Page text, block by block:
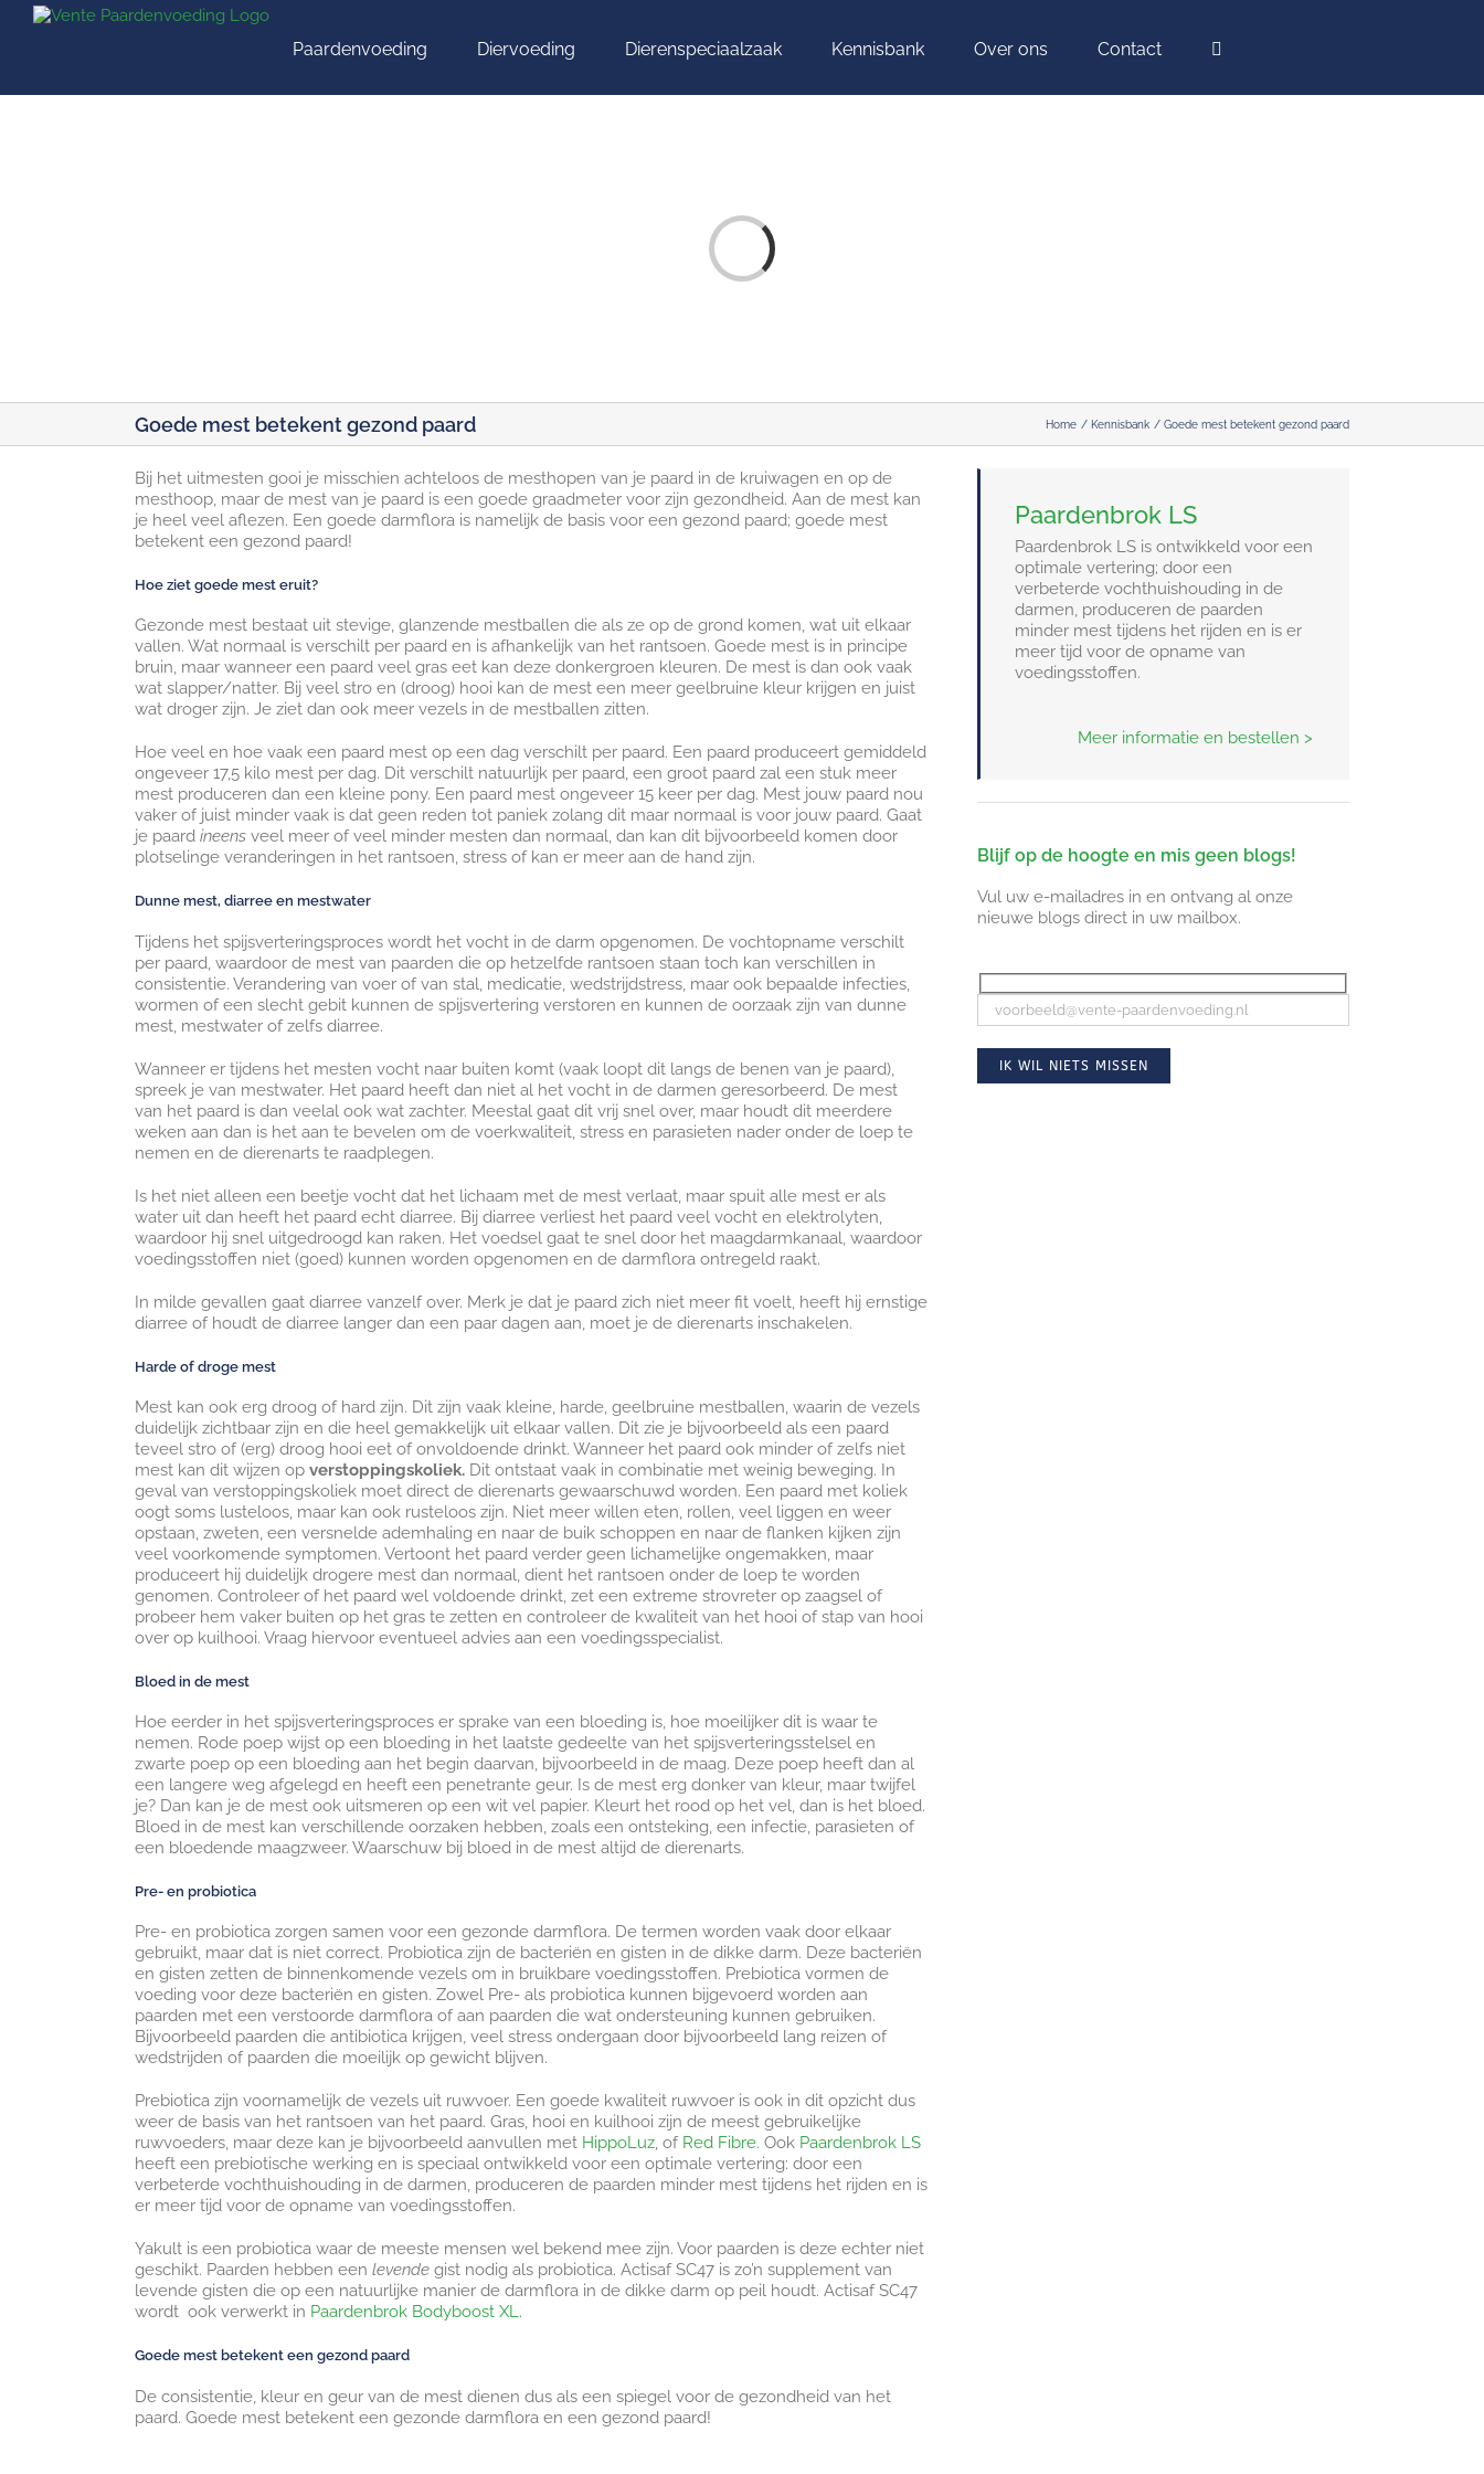
Paardenvoeding Diervoeding Dierenspeciaalzaak Kennisbank Over ons Contact
F
A
Q
ite
m
s
a
a
n
h
e
t
la
d
e
n
...
Goede mest betekent gezond paard Home Kennisbank Goede mest betekent gezond paard
Bij het uitmesten gooi je misschien achteloos de mesthopen van je paard in de kruiwagen en op de
mesthoop, maar de mest van je paard is een goede graadmeter voor zijn gezondheid. Aan de mest kan
je heel veel aflezen. Een goede darmflora is namelijk de basis voor een gezond paard; goede mest
betekent een gezond paard!
Hoe ziet goede mest eruit?
Gezonde mest bestaat uit stevige, glanzende mestballen die als ze op de grond komen, wat uit elkaar
vallen. Wat normaal is verschilt per paard en is afhankelijk van het rantsoen. Goede mest is in principe
bruin, maar wanneer een paard veel gras eet kan deze donkergroen kleuren. De mest is dan ook vaak
wat slapper/natter. Bij veel stro en (droog) hooi kan de mest een meer geelbruine kleur krijgen en juist
wat droger zijn. Je ziet dan ook meer vezels in de mestballen zitten.
Hoe veel en hoe vaak een paard mest op een dag verschilt per paard. Een paard produceert gemiddeld
ongeveer 17,5 kilo mest per dag. Dit verschilt natuurlijk per paard, een groot paard zal een stuk meer
mest produceren dan een kleine pony. Een paard mest ongeveer 15 keer per dag. Mest jouw paard nou
vaker of juist minder vaak is dat geen reden tot paniek zolang dit maar normaal is voor jouw paard. Gaat
je paard ineensveel meer of veel minder mesten dan normaal, dan kan dit bijvoorbeeld komen door
plotselinge veranderingen in het rantsoen, stress of kan er meer aan de hand zijn.
Dunne mest, diarree en mestwater
Tijdens het spijsverteringsproces wordt het vocht in de darm opgenomen. De vochtopname verschilt
per paard, waardoor de mest van paarden die op hetzelfde rantsoen staan toch kan verschillen in
consistentie. Verandering van voer of van stal, medicatie, wedstrijdstress, maar ook bepaalde infecties,
wormen of een slecht gebit kunnen de spijsvertering verstoren en kunnen de oorzaak zijn van dunne
mest, mestwater of zelfs diarree.
Wanneer er tijdens het mesten vocht naar buiten komt (vaak loopt dit langs de benen van je paard),
spreek je van mestwater. Het paard heeft dan niet al het vocht in de darmen geresorbeerd. De mest
van het paard is dan veelal ook wat zachter. Meestal gaat dit vrij snel over, maar houdt dit meerdere
weken aan dan is het aan te bevelen om de voerkwaliteit, stress en parasieten nader onder de loep te
nemen en de dierenarts te raadplegen.
Is het niet alleen een beetje vocht dat het lichaam met de mest verlaat, maar spuit alle mest er als
water uit dan heeft het paard echt diarree. Bij diarree verliest het paard veel vocht en elektrolyten,
waardoor hij snel uitgedroogd kan raken. Het voedsel gaat te snel door het maagdarmkanaal, waardoor
voedingsstoffen niet (goed) kunnen worden opgenomen en de darmflora ontregeld raakt.
In milde gevallen gaat diarree vanzelf over. Merk je dat je paard zich niet meer fit voelt, heeft hij ernstige
diarree of houdt de diarree langer dan een paar dagen aan, moet je de dierenarts inschakelen.
Harde of droge mest
Mest kan ook erg droog of hard zijn. Dit zijn vaak kleine, harde, geelbruine mestballen, waarin de vezels
duidelijk zichtbaar zijn en die heel gemakkelijk uit elkaar vallen. Dit zie je bijvoorbeeld als een paard
teveel stro of (erg) droog hooi eet of onvoldoende drinkt. Wanneer het paard ook minder of zelfs niet
mest kan dit wijzen op verstoppingskoliek.Dit ontstaat vaak in combinatie met weinig beweging. In
geval van verstoppingskoliek moet direct de dierenarts gewaarschuwd worden. Een paard met koliek
oogt soms lusteloos, maar kan ook rusteloos zijn. Niet meer willen eten, rollen, veel liggen en weer
opstaan, zweten, een versnelde ademhaling en naar de buik schoppen en naar de flanken kijken zijn
veel voorkomende symptomen. Vertoont het paard verder geen lichamelijke ongemakken, maar
produceert hij duidelijk drogere mest dan normaal, dient het rantsoen onder de loep te worden
genomen. Controleer of het paard wel voldoende drinkt, zet een extreme strovreter op zaagsel of
probeer hem vaker buiten op het gras te zetten en controleer de kwaliteit van het hooi of stap van hooi
over op kuilhooi. Vraag hiervoor eventueel advies aan een voedingsspecialist.
Bloed in de mest
Hoe eerder in het spijsverteringsproces er sprake van een bloeding is, hoe moeilijker dit is waar te
nemen. Rode poep wijst op een bloeding in het laatste gedeelte van het spijsverteringsstelsel en
zwarte poep op een bloeding aan het begin daarvan, bijvoorbeeld in de maag. Deze poep heeft dan al
een langere weg afgelegd en heeft een penetrante geur. Is de mest erg donker van kleur, maar twijfel
je? Dan kan je de mest ook uitsmeren op een wit vel papier. Kleurt het rood op het vel, dan is het bloed.
Bloed in de mest kan verschillende oorzaken hebben, zoals een ontsteking, een infectie, parasieten of
een bloedende maagzweer. Waarschuw bij bloed in de mest altijd de dierenarts.
Pre- en probiotica
Pre- en probiotica zorgen samen voor een gezonde darmflora. De termen worden vaak door elkaar
gebruikt, maar dat is niet correct. Probiotica zijn de bacteriën en gisten in de dikke darm. Deze bacteriën
en gisten zetten de binnenkomende vezels om in bruikbare voedingsstoffen. Prebiotica vormen de
voeding voor deze bacteriën en gisten. Zowel Pre- als probiotica kunnen bijgevoerd worden aan
paarden met een verstoorde darmflora of aan paarden die wat ondersteuning kunnen gebruiken.
Bijvoorbeeld paarden die antibiotica krijgen, veel stress ondergaan door bijvoorbeeld lang reizen of
wedstrijden of paarden die moeilijk op gewicht blijven.
Prebiotica zijn voornamelijk de vezels uit ruwvoer. Een goede kwaliteit ruwvoer is ook in dit opzicht dus
weer de basis van het rantsoen van het paard. Gras, hooi en kuilhooi zijn de meest gebruikelijke
ruwvoeders, maar deze kan je bijvoorbeeld aanvullen met HippoLuz, of Red Fibre. Ook Paardenbrok LS
heeft een prebiotische werking en is speciaal ontwikkeld voor een optimale vertering: door een
verbeterde vochthuishouding in de darmen, produceren de paarden minder mest tijdens het rijden en is
er meer tijd voor de opname van voedingsstoffen.
Yakult is een probiotica waar de meeste mensen wel bekend mee zijn. Voor paarden is deze echter niet
geschikt. Paarden hebben een levendegist nodig als probiotica. Actisaf SC47 is zo’n supplement van
levende gisten die op een natuurlijke manier de darmflora in de dikke darm op peil houdt. Actisaf SC47
wordt ook verwerkt in Paardenbrok Bodyboost XL.
Goede mest betekent een gezond paard
De consistentie, kleur en geur van de mest dienen dus als een spiegel voor de gezondheid van het
paard. Goede mest betekent een gezonde darmflora en een gezond paard!
Paardenbrok LS
Paardenbrok LS is ontwikkeld voor een
optimale vertering; door een
verbeterde vochthuishouding in de
darmen, produceren de paarden
minder mest tijdens het rijden en is er
meer tijd voor de opname van
voedingsstoffen.
Meer informatie en bestellen >
Blijf op de hoogte en mis geen blogs!
Vul uw e-mailadres in en ontvang al onze
nieuwe blogs direct in uw mailbox.